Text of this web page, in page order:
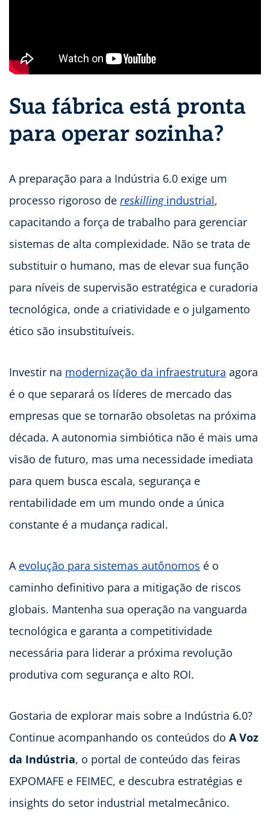
Sua fábrica está pronta
para operar sozinha?
A preparação para a Indústria 6.0 exige um
processo rigoroso de reskillingindustrial,
capacitando a força de trabalho para gerenciar
sistemas de alta complexidade. Não se trata de
substituir o humano, mas de elevar sua função
para níveis de supervisão estratégica e curadoria
tecnológica, onde a criatividade e o julgamento
ético são insubstituíveis.
Investir na modernização da infraestrutura agora
é o que separará os líderes de mercado das
empresas que se tornarão obsoletas na próxima
década. A autonomia simbiótica não é mais uma
visão de futuro, mas uma necessidade imediata
para quem busca escala, segurança e
rentabilidade em um mundo onde a única
constante é a mudança radical.
A evolução para sistemas autônomos é o
caminho definitivo para a mitigação de riscos
globais. Mantenha sua operação na vanguarda
tecnológica e garanta a competitividade
necessária para liderar a próxima revolução
produtiva com segurança e alto ROI.
Gostaria de explorar mais sobre a Indústria 6.0?
Continue acompanhando os conteúdos do A Voz
da Indústria, o portal de conteúdo das feiras
EXPOMAFE e FEIMEC, e descubra estratégias e
insights do setor industrial metalmecânico.